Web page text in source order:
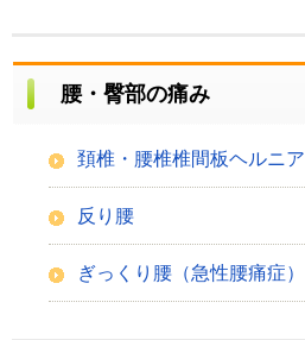
腰・臀部の痛み
頚椎・腰椎椎間板ヘルニア
反り腰
ぎっくり腰（急性腰痛症）